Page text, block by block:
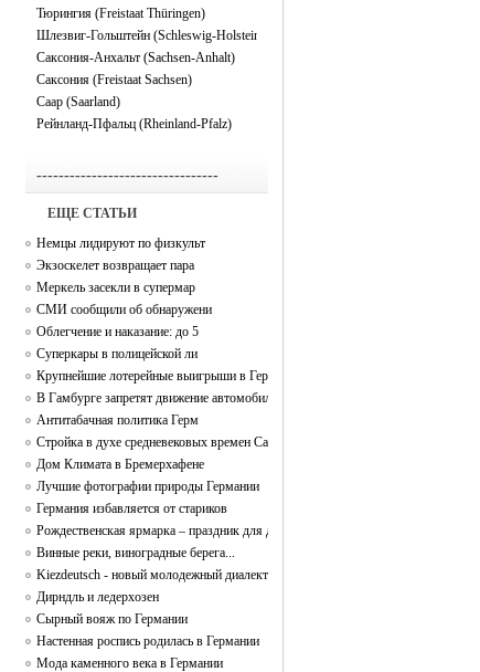
Тюрингия (Freistaat Thüringen)
Шлезвиг-Гольштейн (Schleswig-Holstein)
Саксония-Анхальт (Sachsen-Anhalt)
Саксония (Freistaat Sachsen)
Саар (Saarland)
Рейнланд-Пфальц (Rheinland-Pfalz)
---------------------------------
EЩЕ СТАТЬИ
Немцы лидируют по физкульт
Экзоскелет возвращает пара
Меркель засекли в супермар
СМИ сообщили об обнаружени
Облегчение и наказание: до 5
Суперкары в полицейской ли
Крупнейшие лотерейные выигрыши в Германии
В Гамбурге запретят движение автомобилей
Антитабачная политика Герм
Стройка в духе средневековых времен Campus Galli
Дом Климата в Бремерхафене
Лучшие фотографии природы Германии
Германия избавляется от стариков
Рождественская ярмарка – праздник для души и тела
Винные реки, виноградные берега...
Kiezdeutsch - новый молодежный диалект
Дирндль и ледерхозен
Сырный вояж по Германии
Настенная роспись родилась в Германии
Мода каменного века в Германии